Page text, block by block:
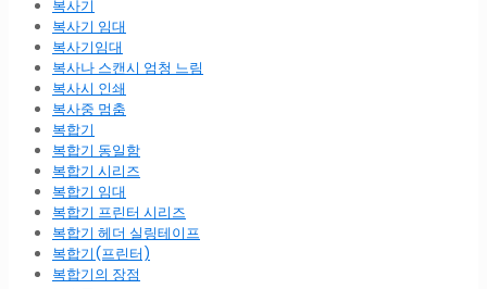
복사기
복사기 임대
복사기임대
복사나 스캔시 엄청 느림
복사시 인쇄
복사중 멈춤
복합기
복합기 동일함
복합기 시리즈
복합기 임대
복합기 프린터 시리즈
복합기 헤더 실링테이프
복합기(프린터)
복합기의 장점